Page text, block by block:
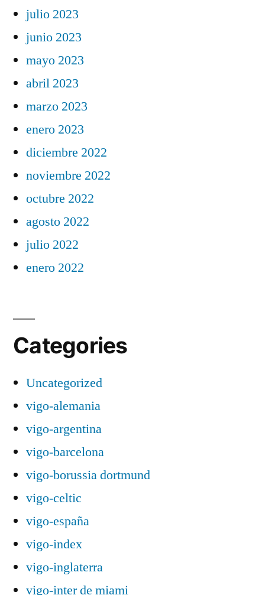
julio 2023
junio 2023
mayo 2023
abril 2023
marzo 2023
enero 2023
diciembre 2022
noviembre 2022
octubre 2022
agosto 2022
julio 2022
enero 2022
Categories
Uncategorized
vigo-alemania
vigo-argentina
vigo-barcelona
vigo-borussia dortmund
vigo-celtic
vigo-españa
vigo-index
vigo-inglaterra
vigo-inter de miami